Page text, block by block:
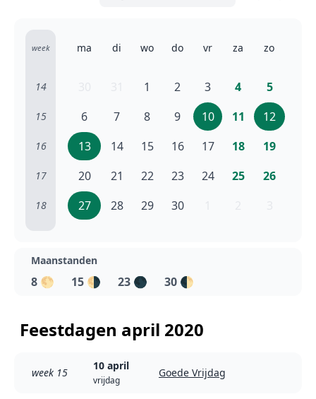
week ma di wo do vr za zo
14 1 2 3 4 5
15 6 7 8 9 10 11 12
16 13 14 15 16 17 18 19
17 20 21 22 23 24 25 26
18 27 28 29 30
Maanstanden
8 🌕 15 🌗 23 🌑 30 🌓
Feestdagen april 2020
week 15
10 april
vrijdag
Goede Vrijdag